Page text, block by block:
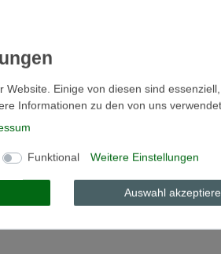
Website. Einige von diesen sind
Informationen zu den von uns
Funktional Weitere Einstellungen
Auswahl